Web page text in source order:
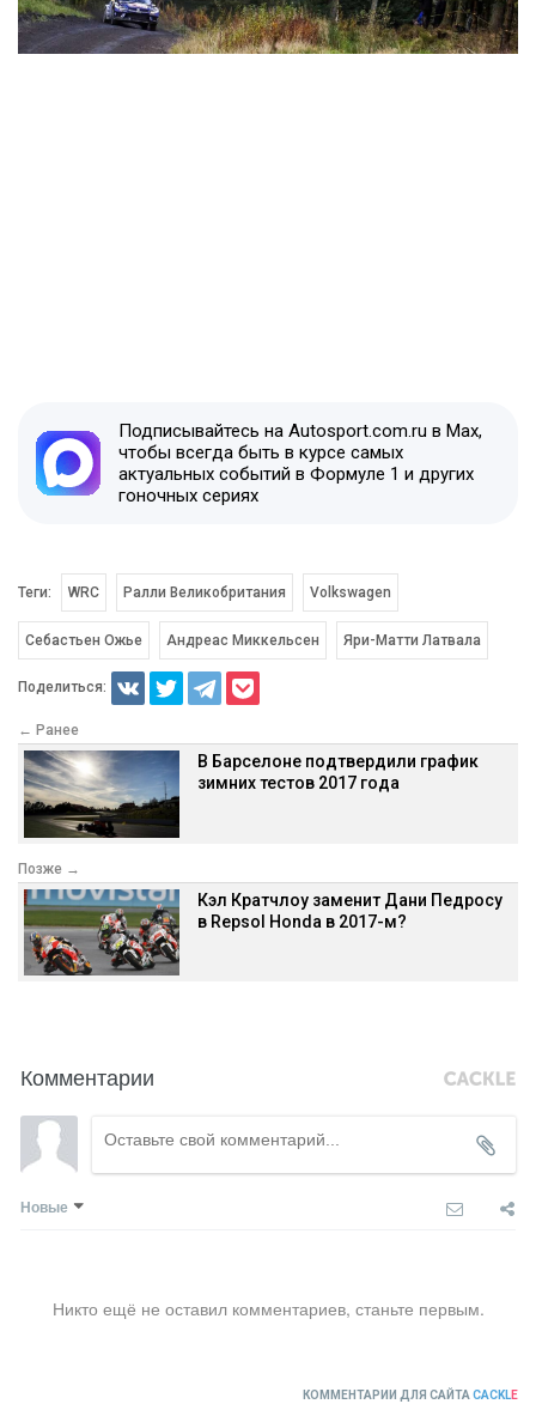
Подписывайтесь на Autosport.com.ru в Max,
чтобы всегда быть в курсе самых
актуальных событий в Формуле 1 и других
гоночных сериях
Теги: WRC Ралли Великобритания Volkswagen
Себастьен Ожье Андреас Миккельсен Яри-Матти Латвала
Поделиться:
← Ранее
В Барселоне подтвердили график
зимних тестов 2017 года
Позже →
Кэл Кратчлоу заменит Дани Педросу
в Repsol Honda в 2017-м?
Комментарии
Новые
Никто ещё не оставил комментариев, станьте первым.
КОММЕНТАРИИ ДЛЯ САЙТА CACKLE